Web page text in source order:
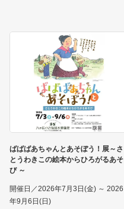
ばばばあちゃんとあそぼう！展～さ
とうわきこの絵本からひろがるあそ
び ～
開催日／2026年7月3日(金) ～ 2026
年9月6日(日)